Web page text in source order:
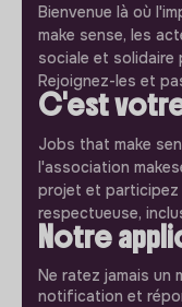
Bienvenue là où
make sense, les
sociale et solidaire
Rejoignez-les et
C'est
Jobs that make
l'association
projet et participez
respectueuse,
Notre
Ne ratez jamais un
notification et